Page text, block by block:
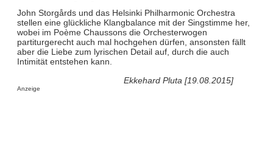
John Storgårds und das Helsinki Philharmonic Orchestra
stellen eine glückliche Klangbalance mit der Singstimme her,
wobei im Poème Chaussons die Orchesterwogen
partiturgerecht auch mal hochgehen dürfen, ansonsten fällt
aber die Liebe zum lyrischen Detail auf, durch die auch
Intimität entstehen kann.
Ekkehard Pluta [19.08.2015]
Anzeige